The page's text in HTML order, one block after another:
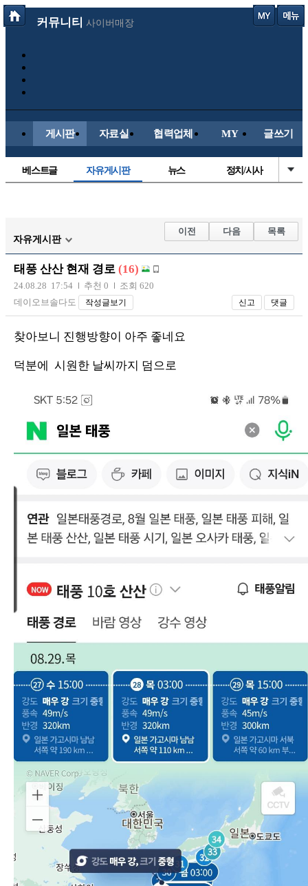
커뮤니티 사이버매장
게시판 자료실 협력업체 MY 글쓰기
베스트글 자유게시판 뉴스 정치/시사
해외축구
국내축구
자유게시판
이전 다음 목록
태풍 산산 현재 경로 (16)
24.08.28 17:54 추천 0
조회 620
데이오브솔다도
작성글보기 신고 댓글
찾아보니 진행방향이 아주 좋네요
덕분에 시원한 날씨까지 덤으로